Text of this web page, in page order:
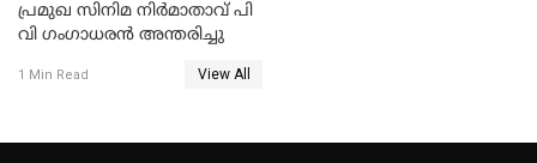
പ്രമുഖ സിനിമ നിർമാതാവ് പി
വി ഗംഗാധരൻ അന്തരിച്ചു
1 Min Read View All